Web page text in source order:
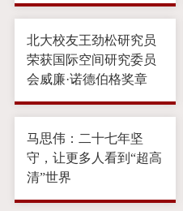
北大校友王劲松研究员
荣获国际空间研究委员
会威廉·诺德伯格奖章
马思伟：二十七年坚
守，让更多人看到“超高
清”世界